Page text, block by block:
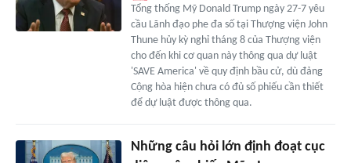
Tổng thống Mỹ Donald Trump ngày 27-7 yêu
cầu Lãnh đạo phe đa số tại Thượng viện John
Thune hủy kỳ nghỉ tháng 8 của Thượng viện
cho đến khi cơ quan này thông qua dự luật
'SAVE America' về quy định bầu cử, dù đảng
Cộng hòa hiện chưa có đủ số phiếu cần thiết
để dự luật được thông qua.
Những câu hỏi lớn định đoạt cục